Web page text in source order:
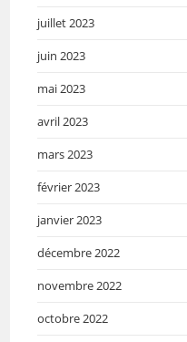
juillet 2023
juin 2023
mai 2023
avril 2023
mars 2023
février 2023
janvier 2023
décembre 2022
novembre 2022
octobre 2022